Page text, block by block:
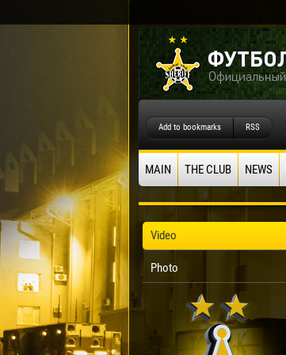
Add to bookmarks RSS
MAIN THE CLUB NEWS
Video
Photo